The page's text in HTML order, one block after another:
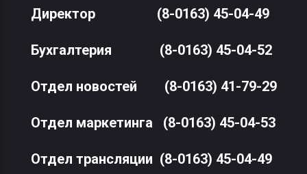
Директор (8-0163) 45-04-49
Бухгалтерия (8-0163) 45-04-52
Отдел новостей (8-0163) 41-79-29
Отдел маркетинга (8-0163) 45-04-53
Отдел трансляции (8-0163) 45-04-49